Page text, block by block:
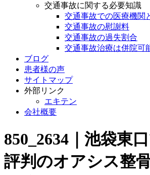
交通事故に関する必要知識
交通事故での医療機関
交通事故の慰謝料
交通事故の過失割合
交通事故治療は併院可
ブログ
患者様の声
サイトマップ
外部リンク
エキテン
会社概要
850_2634｜池袋東
評判のオアシス整